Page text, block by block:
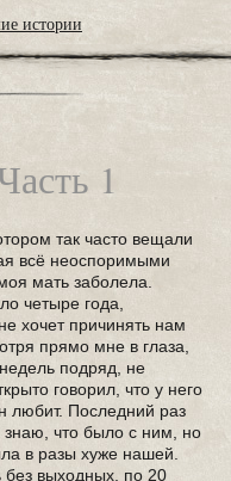
истории
1
так часто вещали
всё неоспоримыми
мать заболела.
четыре года,
хочет причинять нам
прямо мне в глаза,
подряд, не
говорил, что у него
любит. Последний раз
что было с ним, но
в разы хуже нашей.
без выходных, по 20